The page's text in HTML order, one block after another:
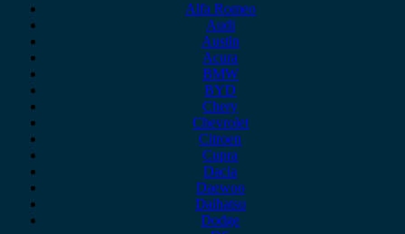
Alfa Romeo
Audi
Austin
Acura
BMW
BYD
Chery
Chevrolet
Citroen
Cupra
Dacia
Daewoo
Daihatsu
Dodge